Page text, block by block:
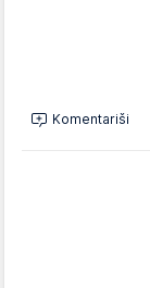
Komentariši